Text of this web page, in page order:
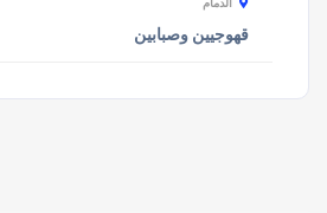
الدمام
قهوجيين وصبابين